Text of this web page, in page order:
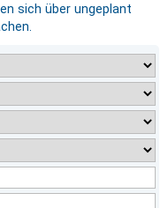
sich über ungeplant